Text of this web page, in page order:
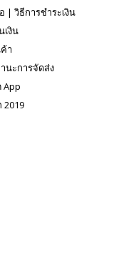
| วิธีการชำระเงิน
เงิน
า
นะการจัดส่ง
App
2019